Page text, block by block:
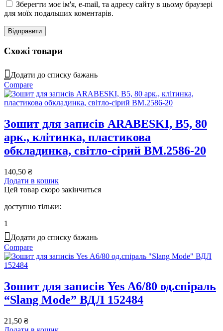
Зберегти моє ім'я, e-mail, та адресу сайту в цьому браузері
для моїх подальших коментарів.
Схожі товари
Додати до списку бажань
Compare
Зошит для записів ARABESKI, B5, 80
арк., клітинка, пластикова
обкладинка, світло-сірий BM.2586-20
140,50 ₴
Додати в кошик
Цей товар скоро закінчиться
доступно тільки:
1
Додати до списку бажань
Compare
Зошит для записів Yes А6/80 од.спіраль
“Slang Mode” ВДЛ 152484
21,50 ₴